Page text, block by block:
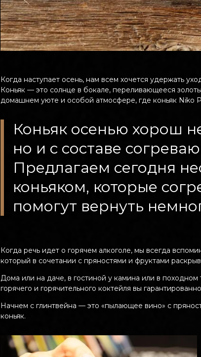
Когда наступает осень, нам всем хочется удержать
Коньяк — это солнце в бокале, переливающееся
домашнем уюте и особой атмосфере, где коньяк Niko
Коньяк осенью хорош
но и с составе
Предлагаем сегодня
коньяком, которые
помогут вернуть
Когда речь идет о горячем алкоголе, мы всегда
который в сочетании с пряностями и фруктами
Дома или на даче, в гостиной у камина или в
горячего и горячительного коктейля вы
Начнем с глинтвейна — это «пылающее вино» с
коньяк.